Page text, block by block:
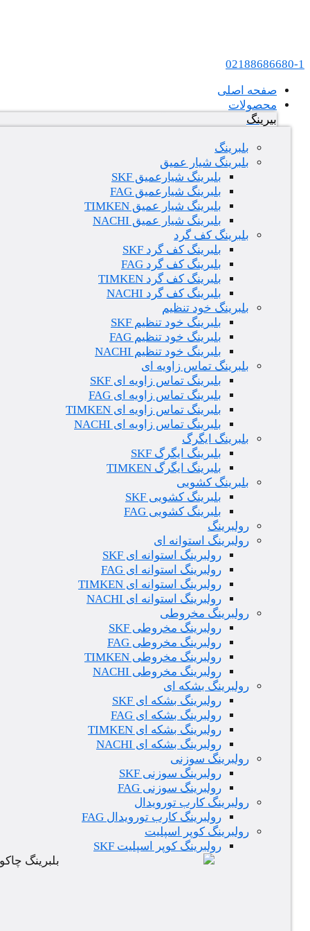
02188686680-1
صفحه اصلی
محصولات
بیرینگ
بلبرینگ
بلبرینگ شیار عمیق
بلبرینگ شیارعمیق SKF
بلبرینگ شیارعمیق FAG
بلبرینگ شیار عمیق TIMKEN
بلبرینگ شیار عمیق NACHI
بلبرینگ کف گرد
بلبرینگ کف گرد SKF
بلبرینگ کف گرد FAG
بلبرینگ کف گرد TIMKEN
بلبرینگ کف گرد NACHI
بلبرینگ خود تنظیم
بلبرینگ خود تنظیم SKF
بلبرینگ خود تنظیم FAG
بلبرینگ خود تنظیم NACHI
بلبرینگ تماس زاویه ای
بلبرینگ تماس زاویه ای SKF
بلبرینگ تماس زاویه ای FAG
بلبرینگ تماس زاویه ای TIMKEN
بلبرینگ تماس زاویه ای NACHI
بلبرینگ ایگرگ
بلبرینگ ایگرگ SKF
بلبرینگ ایگرگ TIMKEN
بلبرینگ کشویی
بلبرینگ کشویی SKF
بلبرینگ کشویی FAG
رولبرینگ
رولبرینگ استوانه ای
رولبرینگ استوانه ای SKF
رولبرینگ استوانه ای FAG
رولبرینگ استوانه ای TIMKEN
رولبرینگ استوانه ای NACHI
رولبرینگ مخروطی
رولبرینگ مخروطی SKF
رولبرینگ مخروطی FAG
رولبرینگ مخروطی TIMKEN
رولبرینگ مخروطی NACHI
رولبرینگ بشکه ای
رولبرینگ بشکه ای SKF
رولبرینگ بشکه ای FAG
رولبرینگ بشکه ای TIMKEN
رولبرینگ بشکه ای NACHI
رولبرینگ سوزنی
رولبرینگ سوزنی SKF
رولبرینگ سوزنی FAG
رولبرینگ کارب تورویدال
رولبرینگ کارب تورویدال FAG
رولبرینگ کوپر اسپلیت
رولبرینگ کوپر اسپلیت SKF